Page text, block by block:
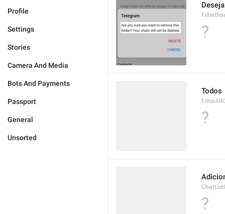
Profile
Settings
Stories
Camera And Media
Bots And Payments
Passport
General
Unsorted
?
Todos
?
?